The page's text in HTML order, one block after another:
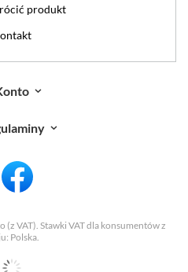
produkt
(z VAT). Stawki VAT dla konsumentów z
Polska.